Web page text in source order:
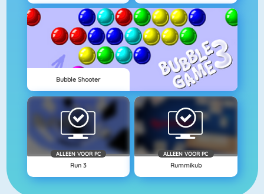
Bubble Shooter
ALLEEN VOOR PC
Run 3
ALLEEN VOOR PC
Rummikub